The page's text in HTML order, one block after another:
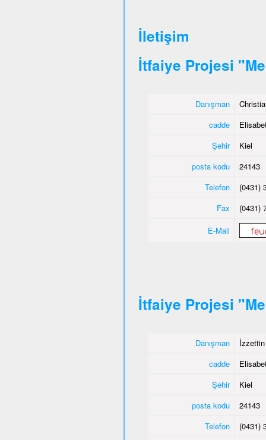
İletişim
İtfaiye Projesi
Danışman
cadde
Şehir
Kiel
posta kodu
24143
Telefon
(0431)
Fax
(0431)
E-Mail
İtfaiye Projesi
Danışman
cadde
Şehir
Kiel
posta kodu
24143
Telefon
(0431)